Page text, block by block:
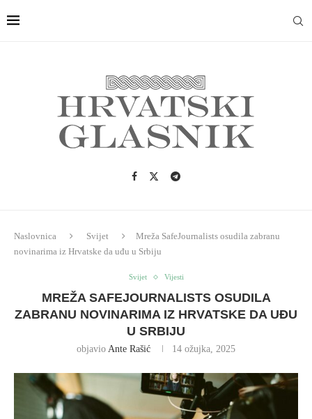
Naslovnica Svijet
Mreža SafeJournalists osudila zabranu
novinarima iz Hrvatske da uđu u Srbiju
Svijet Vijesti
MREŽA SAFEJOURNALISTS OSUDILA
ZABRANU NOVINARIMA IZ HRVATSKE DA UĐU
U SRBIJU
objavio Ante Rašić 14 ožujka, 2025